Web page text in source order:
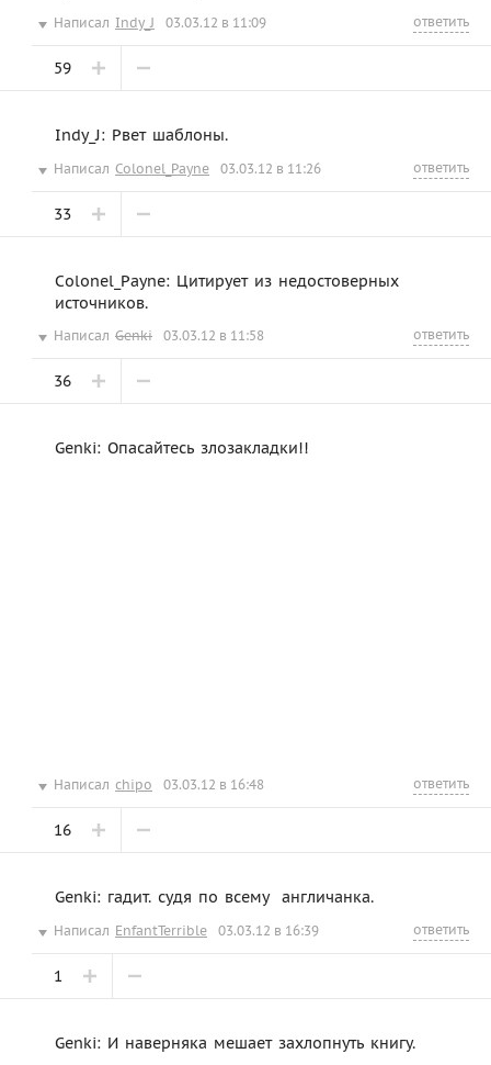
Написал Indy_J 03.03.12 в 11:09 ответить
59
Indy_J: Рвет шаблоны.
Написал Colonel_Payne 03.03.12 в 11:26 ответить
33
Colonel_Payne: Цитирует из недостоверных
источников.
Написал Genki 03.03.12 в 11:58 ответить
36
Genki: Опасайтесь злозакладки!!
Написал chipo 03.03.12 в 16:48 ответить
16
Genki: гадит. судя по всему  англичанка.
Написал EnfantTerrible 03.03.12 в 16:39 ответить
1
Genki: И наверняка мешает захлопнуть книгу.